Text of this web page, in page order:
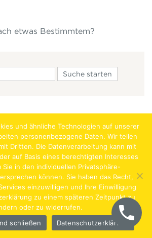
etwas Bestimmtem?
Impressum AGB Datenschutz
– A-4222 Langenstein,
und ähnliche Technologien auf unserer
personenbezogene Daten. Wir teilen
Dritten. Die Datenverarbeitung kann mit
auf Basis eines berechtigten Interesses
in den individuellen Privatsphäre-
können. Sie haben das Recht,
einzuwilligen und Ihre Einwilligung
zu einem späteren Zeitpunkt zu
oder zu widerrufen.
schließen
Datenschutzerklärung